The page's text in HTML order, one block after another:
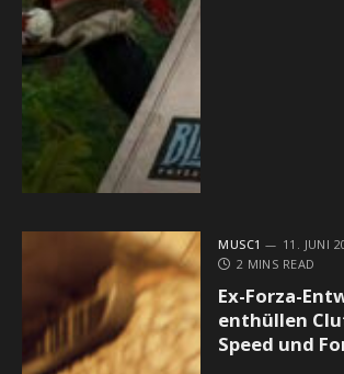
MUSC1
11. JUNI
2 MINS READ
Ex-Forza-
enthüllen
Speed und